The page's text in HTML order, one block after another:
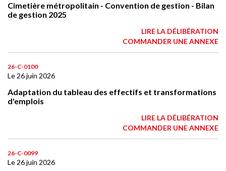
Cimetière métropolitain - Convention de gestion - Bilan
de gestion 2025
LIRE LA DÉLIBÉRATION
COMMANDER UNE ANNEXE
26-C-0100
Le 26 juin 2026
Adaptation du tableau des effectifs et transformations
d'emplois
LIRE LA DÉLIBÉRATION
COMMANDER UNE ANNEXE
26-C-0099
Le 26 juin 2026